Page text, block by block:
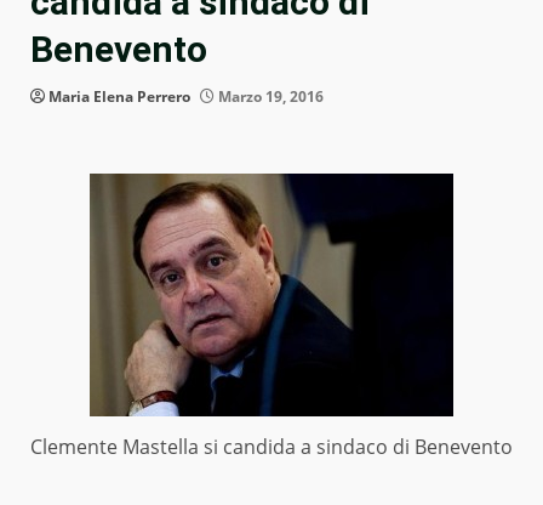
Benevento
Maria Elena Perrero Marzo 19, 2016
Clemente Mastella si candida a sindaco di Benevento